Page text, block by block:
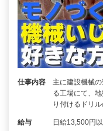
仕事内容
主に建設機械
る工場にて、
り付けるドリ
給与 日給13,500円